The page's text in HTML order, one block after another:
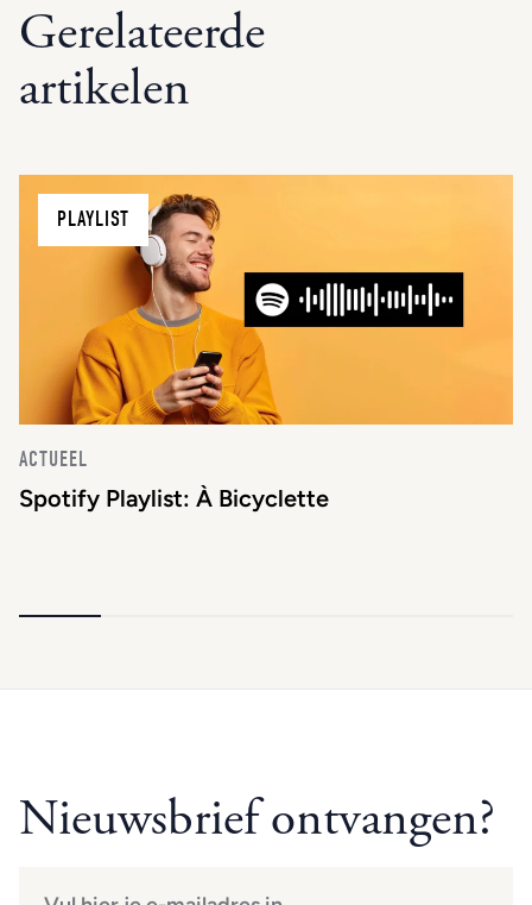
Gerelateerde
artikelen
PLAYLIST
ACTUEEL
Spotify Playlist: À Bicyclette
Nieuwsbrief ontvangen?